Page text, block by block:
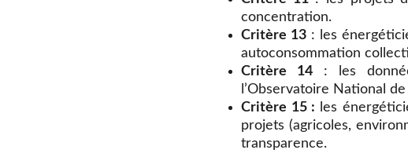
concentration.
Critère 13: les
autoconsommation
Critère 14 : les
l’Observatoire National
Critère 15 :
les
projets (agricoles,
transparence.